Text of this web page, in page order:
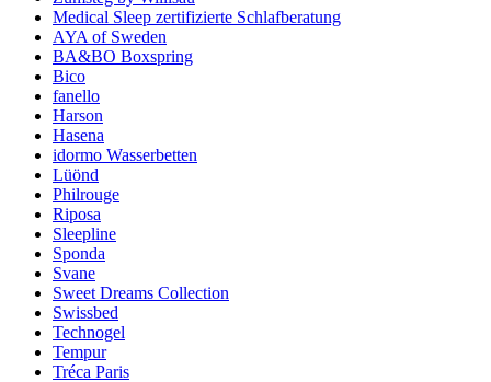
Medical Sleep zertifizierte Schlafberatung
AYA of Sweden
BA&BO Boxspring
Bico
fanello
Harson
Hasena
idormo Wasserbetten
Lüönd
Philrouge
Riposa
Sleepline
Sponda
Svane
Sweet Dreams Collection
Swissbed
Technogel
Tempur
Tréca Paris